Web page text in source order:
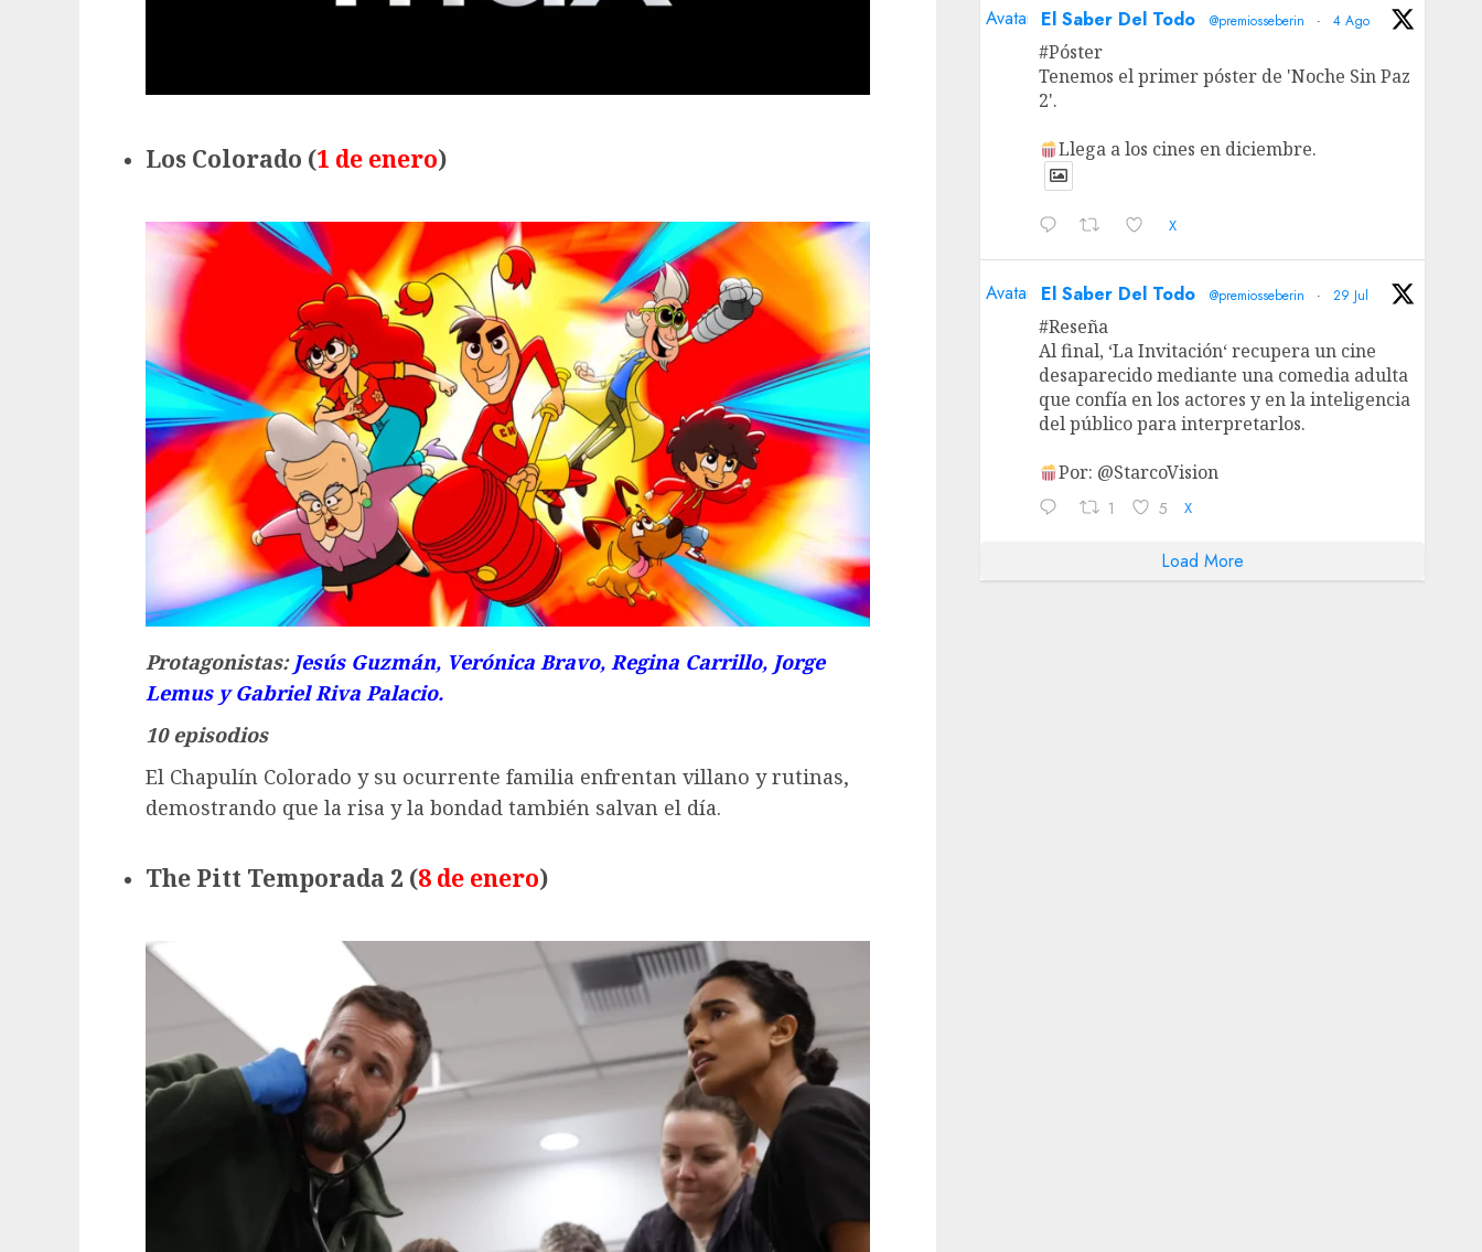
Los Colorado (1 de enero)
Protagonistas: Jesús Guzmán, Verónica Bravo, Regina Carrillo, Jorge
Lemus y Gabriel Riva Palacio.
10 episodios
El Chapulín Colorado y su ocurrente familia enfrentan villano y rutinas,
demostrando que la risa y la bondad también salvan el día.
The Pitt Temporada 2 (8 de enero)
Avatar El Saber Del Todo @premiosseberin · 4 Ago
#Póster
Tenemos el primer póster de 'Noche Sin Paz
2'.
Llega a los cines en diciembre.
X
Avatar El Saber Del Todo @premiosseberin · 29 Jul
#Reseña
Al final, ‘La Invitación‘ recupera un cine
desaparecido mediante una comedia adulta
que confía en los actores y en la inteligencia
del público para interpretarlos.
Por: @StarcoVision
1 5 X
Load More